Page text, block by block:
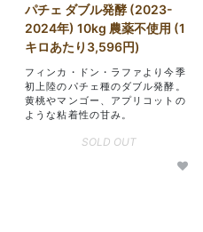
パチェ ダブル発酵 (2023-
2024年) 10kg 農薬不使用 (1
キロあたり3,596円)
フィンカ・ドン・ラファより今季
初上陸のパチェ種のダブル発酵。
黄桃やマンゴー、アプリコットの
ような粘着性の甘み。
SOLD OUT